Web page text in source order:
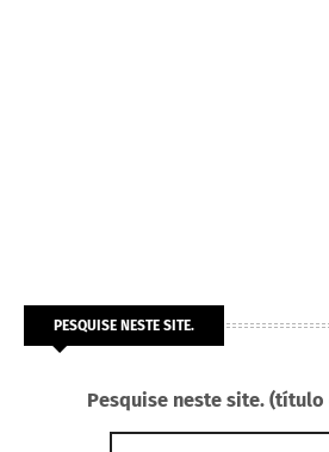
PESQUISE NESTE SITE.
Pesquise neste site.